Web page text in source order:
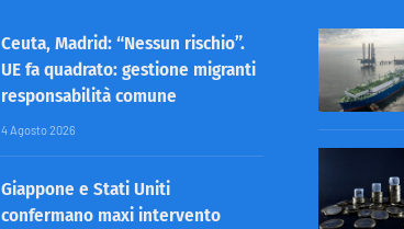
Ceuta, Madrid: “Nessun rischio”.
UE fa quadrato: gestione migranti
responsabilità comune
4 Agosto 2026
Giappone e Stati Uniti
confermano maxi intervento